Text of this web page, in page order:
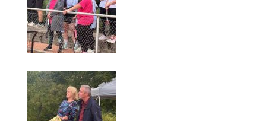
Kinder- und Jugendtraining
EVENTS & TURNIERE
Anhalt Open Senioren
Unternehmer-Cup 2026
5. Kreismeisterschaften Anhalt Bitterfeld Kinder und